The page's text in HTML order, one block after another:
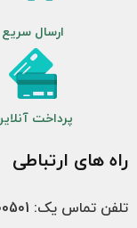
ارسال سریع
پرداخت
راه های ارتباطی
تلفن تماس یک: 02166200501